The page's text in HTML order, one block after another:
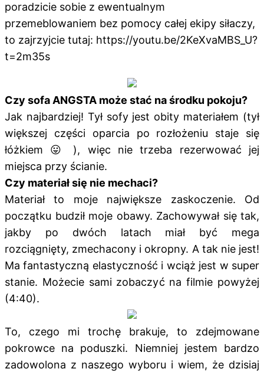
poradzicie sobie z ewentualnym
przemeblowaniem bez pomocy całej ekipy siłaczy,
to zajrzyjcie tutaj: https://youtu.be/2KeXvaMBS_U?
t=2m35s
Czy sofa ANGSTA może stać na środku pokoju?
Jak najbardziej! Tył sofy jest obity materiałem (tył
większej części oparcia po rozłożeniu staje się
łóżkiem 😛 ), więc nie trzeba rezerwować jej
miejsca przy ścianie.
Czy materiał się nie mechaci?
Materiał to moje największe zaskoczenie. Od
początku budził moje obawy. Zachowywał się tak,
jakby po dwóch latach miał być mega
rozciągnięty, zmechacony i okropny. A tak nie jest!
Ma fantastyczną elastyczność i wciąż jest w super
stanie. Możecie sami zobaczyć na filmie powyżej
(4:40).
To, czego mi trochę brakuje, to zdejmowane
pokrowce na poduszki. Niemniej jestem bardzo
zadowolona z naszego wyboru i wiem, że dzisiaj